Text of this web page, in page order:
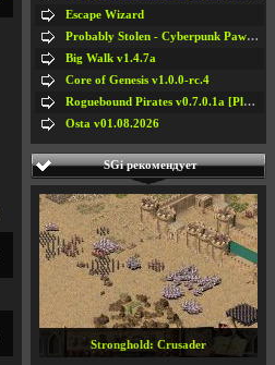
Escape Wizard
Probably Stolen - Cyberpunk Pawnshop Simulator v048c [Playtest]
Big Walk v1.4.7a
Core of Genesis v1.0.0-rc.4
Roguebound Pirates v0.7.0.1a [Playtest]
Osta v01.08.2026
SGi рекомендует
Stronghold: Crusader